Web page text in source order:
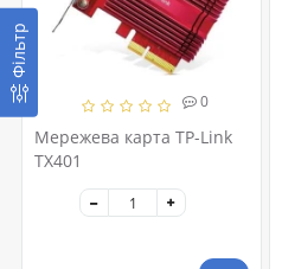
Фільтр
0
Мережева карта TP-Link
TX401